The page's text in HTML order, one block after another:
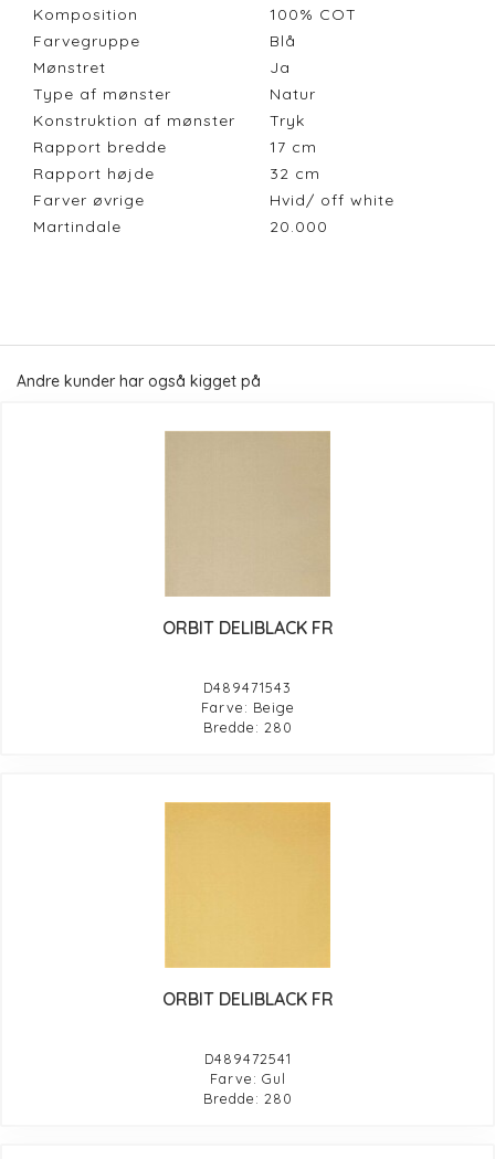
Komposition
100% COT
Farvegruppe
Blå
Mønstret
Ja
Type af mønster
Natur
Konstruktion af mønster
Tryk
Rapport bredde
17 cm
Rapport højde
32 cm
Farver øvrige
Hvid/ off white
Martindale
20.000
Andre kunder har også kigget på
ORBIT DELIBLACK FR
D489471543
Farve: Beige
Bredde: 280
ORBIT DELIBLACK FR
D489472541
Farve: Gul
Bredde: 280